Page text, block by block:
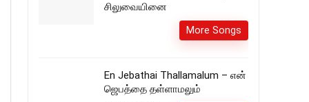
சிலுவையினை
More Songs
En Jebathai Thallamalum – என்
ஜெபத்தை தள்ளாமலும்